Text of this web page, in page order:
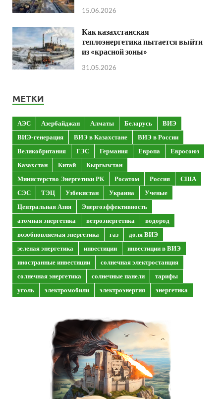
15.06.2026
Как казахстанская
теплоэнергетика пытается выйти
из «красной зоны»
31.05.2026
МЕТКИ
АЭС Азербайджан Алматы Беларусь
ВИЭ
ВИЭ-генерация
ВИЭ в Казахстане
ВИЭ в России
Великобритания
ГЭС Германия Европа
Евросоюз
Казахстан
Китай
Кыргызстан
Министерство Энергетики РК
Росатом Россия
США
СЭС
ТЭЦ Узбекистан Украина
Ученые
Центральная Азия
Энергоэффективность
атомная энергетика
ветроэнергетика
водород
возобновляемая энергетика
газ
доля ВИЭ
зеленая энергетика
инвестиции
инвестиции в ВИЭ
иностранные инвестиции
солнечная электростанция
солнечная энергетика
солнечные панели
тарифы
уголь
электромобили электроэнергия энергетика